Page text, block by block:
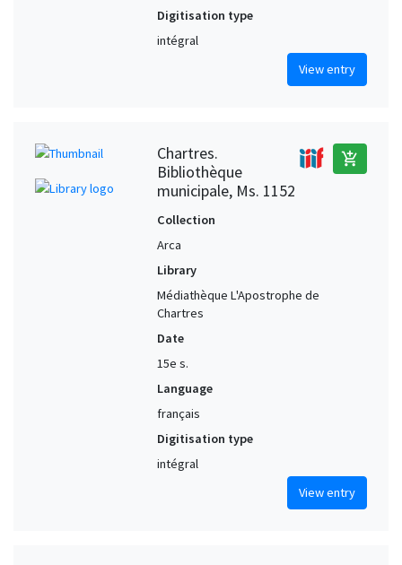
Digitisation type
intégral
View entry
Chartres.
Bibliothèque
municipale, Ms. 1152
add_shopping_cart
Collection
Arca
Library
Médiathèque L'Apostrophe de
Chartres
Date
15e s.
Language
français
Digitisation type
intégral
View entry